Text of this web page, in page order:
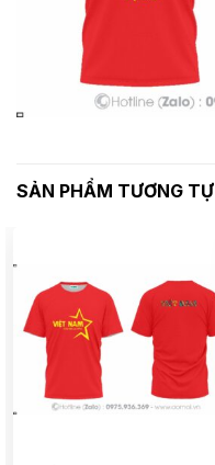
SẢN PHẨM TƯƠNG TỰ